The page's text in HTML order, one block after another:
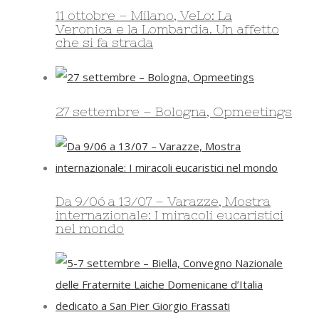
11 ottobre – Milano, VeLo: La
Veronica e la Lombardia. Un affetto
che si fa strada
27 settembre – Bologna, Opmeetings
Da 9/06 a 13/07 – Varazze, Mostra
internazionale: I miracoli eucaristici
nel mondo